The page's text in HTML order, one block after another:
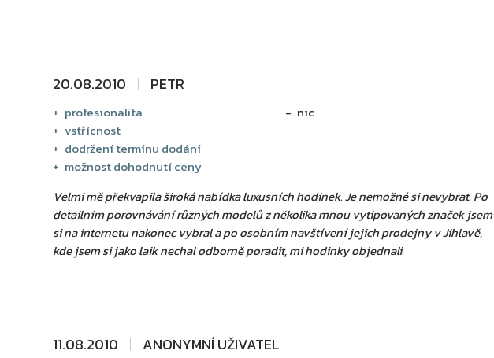
20.08.2010 PETR
profesionalita
vstřícnost
dodržení termínu dodání
možnost dohodnutí ceny
nic
Velmi mě překvapila široká nabídka luxusních hodinek. Je nemožné si nevybrat. Po
detailním porovnávání různých modelů z několika mnou vytipovaných značek jsem
si na internetu nakonec vybral a po osobním navštívení jejich prodejny v Jihlavě,
kde jsem si jako laik nechal odborně poradit, mi hodinky objednali.
11.08.2010 ANONYMNÍ UŽIVATEL